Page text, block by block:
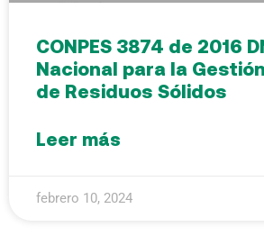
CONPES 3874 de 2016
Nacional para la
de Residuos Sólidos
Leer más
febrero 10, 2024